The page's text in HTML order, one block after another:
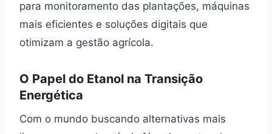
para monitoramento das plantações, máquinas
mais eficientes e soluções digitais que
otimizam a gestão agrícola.
O Papel do Etanol na Transição
Energética
Com o mundo buscando alternativas mais